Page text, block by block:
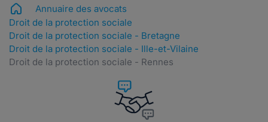
Annuaire des avocats
Droit de la protection sociale
Droit de la protection sociale - Bretagne
Droit de la protection sociale - Ille-et-Vilaine
Droit de la protection sociale - Rennes